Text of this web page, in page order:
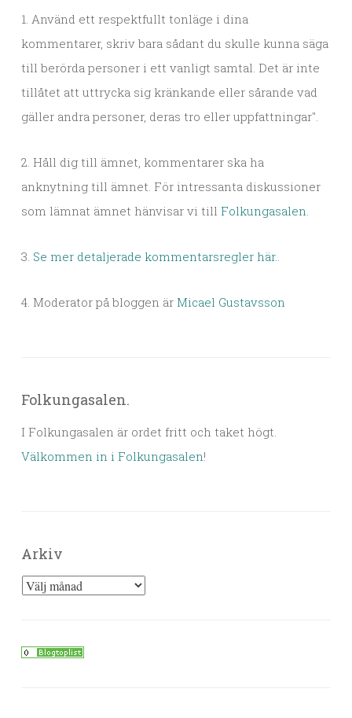
1. Använd ett respektfullt tonläge i dina
kommentarer, skriv bara sådant du skulle kunna säga
till berörda personer i ett vanligt samtal. Det är inte
tillåtet att uttrycka sig kränkande eller sårande vad
gäller andra personer, deras tro eller uppfattningar".
2. Håll dig till ämnet, kommentarer ska ha
anknytning till ämnet. För intressanta diskussioner
som lämnat ämnet hänvisar vi till Folkungasalen.
3. Se mer detaljerade kommentarsregler här..
4. Moderator på bloggen är Micael Gustavsson
Folkungasalen.
I Folkungasalen är ordet fritt och taket högt.
Välkommen in i Folkungasalen!
Arkiv
Arkiv